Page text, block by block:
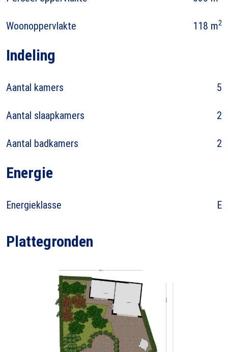
Woonoppervlakte 118 m2
Indeling
Aantal kamers 5
Aantal slaapkamers 2
Aantal badkamers 2
Energie
Energieklasse E
Plattegronden